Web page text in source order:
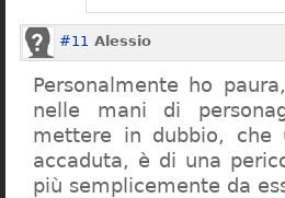
#11 Alessio
Personalmente ho
nelle mani di
mettere in dubbio, che
accaduta, è di una
più semplicemente da